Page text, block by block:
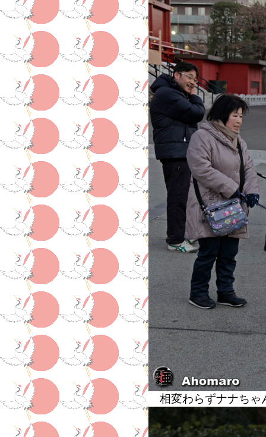
相変わらずナナちゃ